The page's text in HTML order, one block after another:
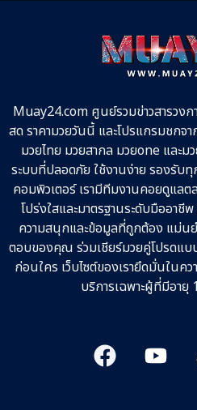
Muay24.com ศูนย์รวมข่าวสารวง
สด ราคามวยวันนี้ และโปรแกรมชกจ
มวยไทย มวยสากล มวยone และม
ระบบที่ปลอดภัย ใช้งานง่าย รองรับ
คอมพิวเตอร์ เรามีทีมงานคอยดูแลต
โปร่งใสและมาตรฐานระดับมืออา
ความสนุกและข้อมูลที่ถูกต้อง แม่น
ตอบของคุณ ร่วมเชียร์มวยคู่โปรดแบ
ก่อนใคร เว็บไซต์ของเรายึดมั่นในค
บริการเฉพาะผู้ที่มีอายุ